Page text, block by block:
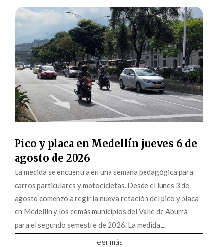
Pico y placa en Medellín jueves 6 de
agosto de 2026
La medida se encuentra en una semana pedagógica para
carros particulares y motocicletas. Desde el lunes 3 de
agosto comenzó a regir la nueva rotación del pico y placa
en Medellín y los demás municipios del Valle de Aburrá
para el segundo semestre de 2026. La medida,...
leer más